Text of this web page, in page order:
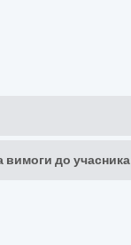
вимоги до учасника